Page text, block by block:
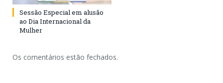
Sessão Especial em alusão
ao Dia Internacional da
Mulher
Os comentários estão fechados.